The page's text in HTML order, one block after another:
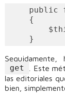
public
    {
get
. Este
las editoriales
bien,